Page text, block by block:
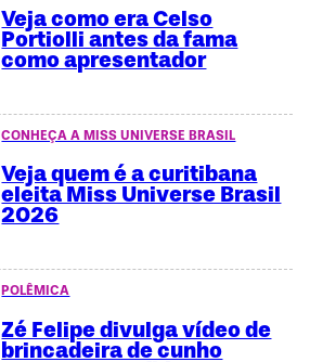
Veja como era Celso
Portiolli antes da fama
como apresentador
CONHEÇA A MISS UNIVERSE BRASIL
Veja quem é a curitibana
eleita Miss Universe Brasil
2026
POLÊMICA
Zé Felipe divulga vídeo de
brincadeira de cunho